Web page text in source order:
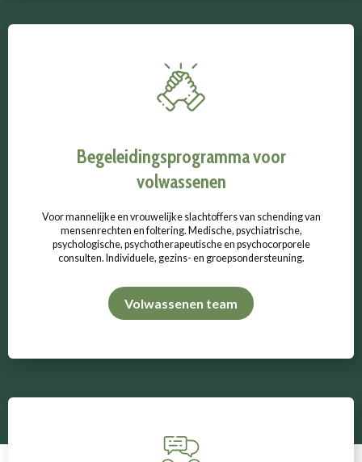
Begeleidingsprogramma voor
volwassenen
Voor mannelijke en vrouwelijke slachtoffers van schending van
mensenrechten en foltering. Medische, psychiatrische,
psychologische, psychotherapeutische en psychocorporele
consulten. Individuele, gezins- en groepsondersteuning.
Volwassenen team